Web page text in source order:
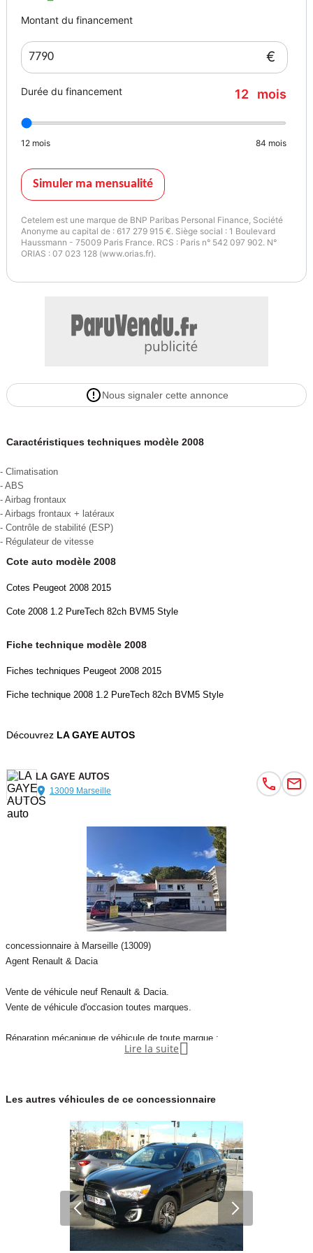
Montant du financement
€
Durée du financement 12 mois
12 mois 84 mois
Simuler ma mensualité
Cetelem est une marque de BNP Paribas Personal Finance, Société
Anonyme au capital de : 617 279 915 €. Siège social : 1 Boulevard
Haussmann - 75009 Paris France. RCS : Paris n° 542 097 902. N°
ORIAS : 07 023 128 (www.orias.fr).
Nous signaler cette annonce
Caractéristiques techniques modèle 2008
- Climatisation
- ABS
- Airbag frontaux
- Airbags frontaux + latéraux
- Contrôle de stabilité (ESP)
- Régulateur de vitesse
Cote auto modèle 2008
Cotes Peugeot 2008 2015
Cote 2008 1.2 PureTech 82ch BVM5 Style
Fiche technique modèle 2008
Fiches techniques Peugeot 2008 2015
Fiche technique 2008 1.2 PureTech 82ch BVM5 Style
Découvrez LA GAYE AUTOS
LA GAYE AUTOS
13009 Marseille
concessionnaire à Marseille (13009)
Agent Renault & Dacia
Vente de véhicule neuf Renault & Dacia.
Vente de véhicule d'occasion toutes marques.
Réparation mécanique de véhicule de toute marque :
véhicule particulier, utilitaire et camping car.
Possibilité de gardiennage pour camping car, caravane,
Lire la suite 
Les autres véhicules de ce concessionnaire